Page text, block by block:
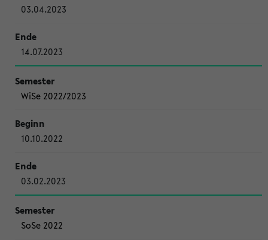
03.04.2023
14.07.2023
WiSe 2022/2023
10.10.2022
03.02.2023
SoSe 2022